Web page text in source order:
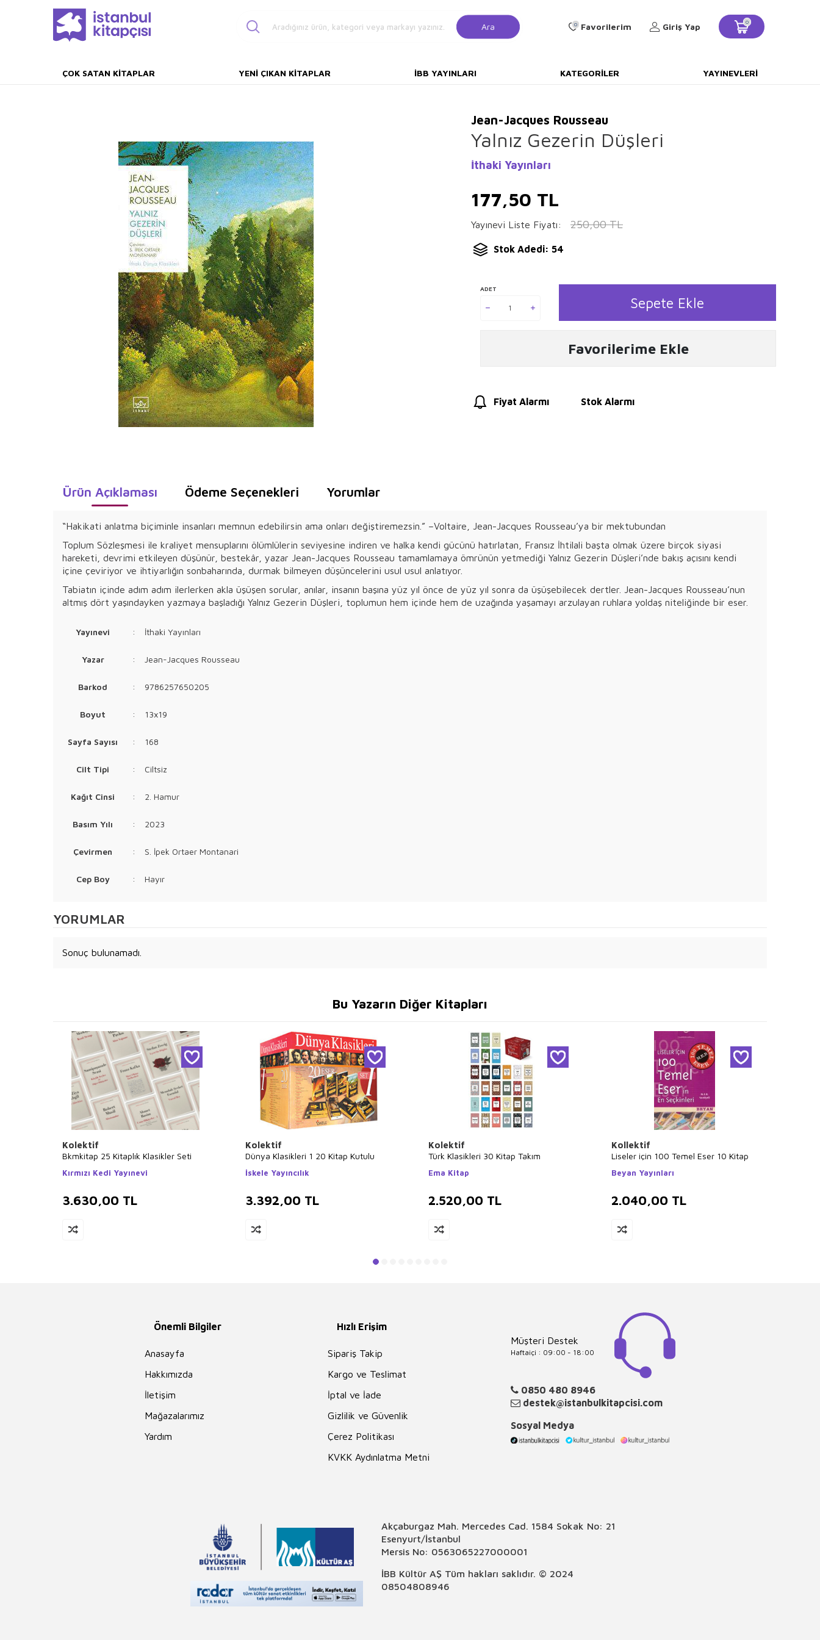
Ara 0 Favorilerim Giriş Yap 0
ÇOK SATAN KITAPLAR YENI ÇIKAN KITAPLAR İBB YAYINLARI KATEGORILER YAYINEVLERI
Jean-Jacques Rousseau
Yalnız Gezerin Düşleri
İthaki Yayınları
177,50 TL
Yayınevi Liste Fiyatı: 250,00TL
Stok Adedi: 54
ADET
Sepete Ekle
Favorilerime Ekle
Fiyat Alarmı Stok Alarmı
Ürün Açıklaması Ödeme Seçenekleri Yorumlar
“Hakikati anlatma biçiminle insanları memnun edebilirsin ama onları değiştiremezsin.” –Voltaire, Jean-Jacques Rousseau’ya bir mektubundan
Toplum Sözleşmesi ile kraliyet mensuplarını ölümlülerin seviyesine indiren ve halka kendi gücünü hatırlatan, Fransız İhtilali başta olmak üzere birçok siyasi
hareketi, devrimi etkileyen düşünür, bestekâr, yazar Jean-Jacques Rousseau tamamlamaya ömrünün yetmediği Yalnız Gezerin Düşleri’nde bakış açısını kendi
içine çeviriyor ve ihtiyarlığın sonbaharında, durmak bilmeyen düşüncelerini usul usul anlatıyor.
Tabiatın içinde adım adım ilerlerken akla üşüşen sorular, anılar, insanın başına yüz yıl önce de yüz yıl sonra da üşüşebilecek dertler. Jean-Jacques Rousseau’nun
altmış dört yaşındayken yazmaya başladığı Yalnız Gezerin Düşleri, toplumun hem içinde hem de uzağında yaşamayı arzulayan ruhlara yoldaş niteliğinde bir eser.
Yayınevi : İthaki Yayınları
Yazar : Jean-Jacques Rousseau
Barkod : 9786257650205
Boyut : 13x19
Sayfa Sayısı : 168
Cilt Tipi : Ciltsiz
Kağıt Cinsi : 2. Hamur
Basım Yılı : 2023
Çevirmen : S. İpek Ortaer Montanari
Cep Boy : Hayır
YORUMLAR
Sonuç bulunamadı.
Bu Yazarın Diğer Kitapları
Kolektif
Bkmkitap 25 Kitaplık Klasikler Seti
Kırmızı Kedi Yayınevi
3.630,00 TL
Kolektif
Dünya Klasikleri 1 20 Kitap Kutulu
İskele Yayıncılık
3.392,00 TL
Kolektif
Türk Klasikleri 30 Kitap Takım
Ema Kitap
2.520,00 TL
Kollektif
Liseler için 100 Temel Eser 10 Kitap
Beyan Yayınları
2.040,00 TL
Önemli Bilgiler
Anasayfa
Hakkımızda
İletişim
Mağazalarımız
Yardım
Hızlı Erişim
Sipariş Takip
Kargo ve Teslimat
İptal ve İade
Gizlilik ve Güvenlik
Çerez Politikası
KVKK Aydınlatma Metni
Müşteri Destek
Haftaiçi : 09:00 - 18:00
0850 480 8946
destek@istanbulkitapcisi.com
Sosyal Medya
Akçaburgaz Mah. Mercedes Cad. 1584 Sokak No: 21
Esenyurt/İstanbul
Mersis No: 0563065227000001
İBB Kültür AŞ Tüm hakları saklıdır. © 2024
08504808946